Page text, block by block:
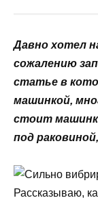
Давно хотел
сожалению
статье в
машинкой,
стоит
под